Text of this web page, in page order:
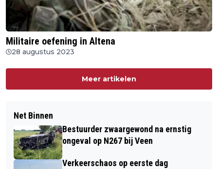
Militaire oefening in Altena
28 augustus 2023
Meer artikelen
Net Binnen
Bestuurder zwaargewond na ernstig
ongeval op N267 bij Veen
Verkeerschaos op eerste dag